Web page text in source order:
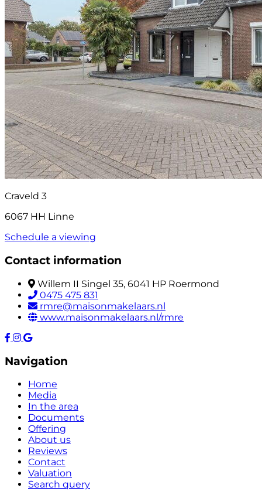
Craveld 3
6067 HH Linne
Schedule a viewing
Contact information
Willem II Singel 35, 6041 HP Roermond
0475 475 831
rmre@maisonmakelaars.nl
www.maisonmakelaars.nl/rmre
Navigation
Home
Media
In the area
Documents
Offering
About us
Reviews
Contact
Valuation
Search query